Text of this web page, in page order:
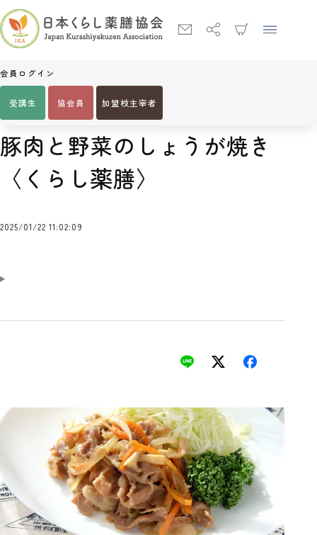
会員ログイン
受講生 協会員 加盟校主宰者
Home 豚肉と野菜のしょうが焼き〈くらし薬膳〉
豚肉と野菜のしょうが焼き
〈くらし薬膳〉
2025/01/22 11:02:09